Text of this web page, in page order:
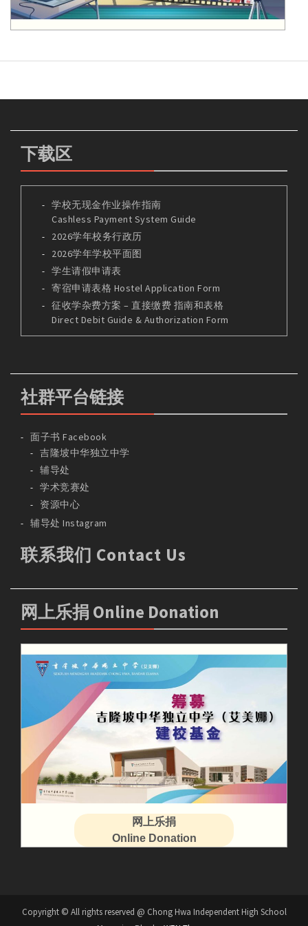
下载区
学校无现金作业操作指南
Cashless Payment System Guide
2026学年校务行政历
2026学年学校平面图
学生请假申请表
寄宿申请表格 Hostel Application Form
征收学杂费方案 – 直接缴费 指南和表格
Direct Debit Guide & Authorization Form
社群平台链接
面子书 Facebook
吉隆坡中华独立中学
辅导处
学术竞赛处
资源中心
辅导处 Instagram
联系我们 Contact Us
网上乐捐 Online Donation
网上乐捐
Online Donation
Copyright © All rights reserved @ Chong Hwa Independent High School